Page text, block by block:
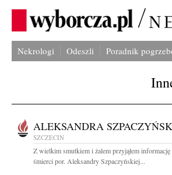
Nekrologi Odeszli Poradnik
ALEKSANDRA
SZCZECIN
Z wielkim smutkiem i żalem przyjąłem informację
śmierci por. Aleksandry Szpaczyńskiej...